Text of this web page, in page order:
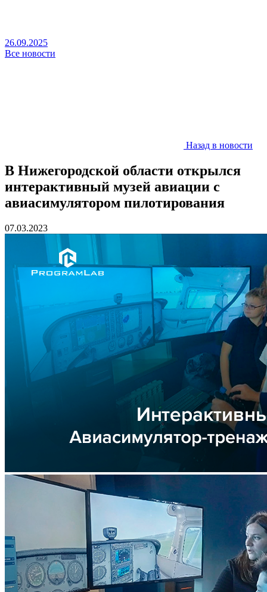
26.09.2025
Все новости
Назад в новости
В Нижегородской области открылся
интерактивный музей авиации с
авиасимулятором пилотирования
07.03.2023